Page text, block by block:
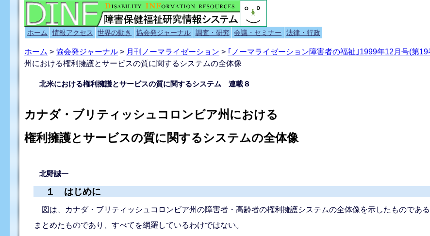
ホーム 情報アクセス 世界の動き 協会発ジャーナル 調査・研究 会議・セミナー 法律・行政
ホーム >協会発ジャーナル > 月刊ノーマライゼーション > ｢ノーマライゼーション障害者の福祉｣1999年12月号(第
州における権利擁護とサービスの質に関するシステムの全体像
北米における権利擁護とサービスの質に関するシステム 連載８
カナダ・ブリティッシュコロンビア州における
権利擁護とサービスの質に関するシステムの全体像
北野誠一
１ はじめに
図は、カナダ・ブリティッシュコロンビア州の障害者・高齢者の権利擁護システムの全体像を示したものであ
まとめたものであり、すべてを網羅しているわけではない。